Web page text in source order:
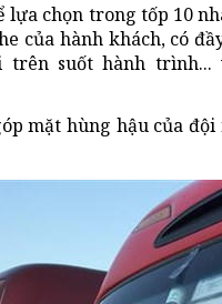
chọn trong tốp 10
của hành khách, có
suốt hành trình...
mặt hùng hậu của